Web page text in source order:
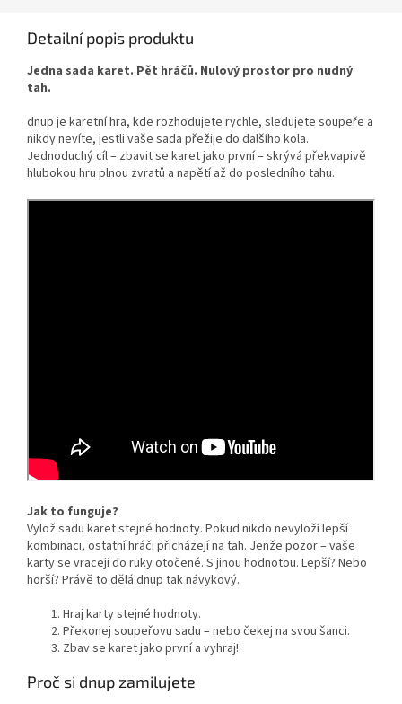
Detailní popis produktu
Jedna sada karet. Pět hráčů. Nulový prostor pro nudný
tah.
dnup je karetní hra, kde rozhodujete rychle, sledujete soupeře a
nikdy nevíte, jestli vaše sada přežije do dalšího kola.
Jednoduchý cíl – zbavit se karet jako první – skrývá překvapivě
hlubokou hru plnou zvratů a napětí až do posledního tahu.
Jak to funguje?
Vylož sadu karet stejné hodnoty. Pokud nikdo nevyloží lepší
kombinaci, ostatní hráči přicházejí na tah. Jenže pozor – vaše
karty se vracejí do ruky otočené. S jinou hodnotou. Lepší? Nebo
horší? Právě to dělá dnup tak návykový.
Hraj karty stejné hodnoty.
Překonej soupeřovu sadu – nebo čekej na svou šanci.
Zbav se karet jako první a vyhraj!
Proč si dnup zamilujete